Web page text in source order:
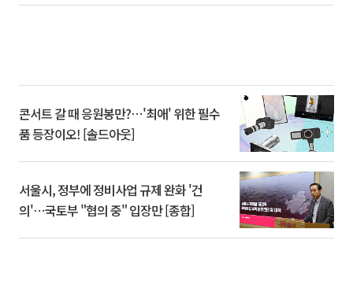
콘서트 갈 때 응원봉만?⋯'최애' 위한 필수
품 등장이오! [솔드아웃]
서울시, 정부에 정비사업 규제 완화 '건
의'⋯국토부 "협의 중" 입장만 [종합]